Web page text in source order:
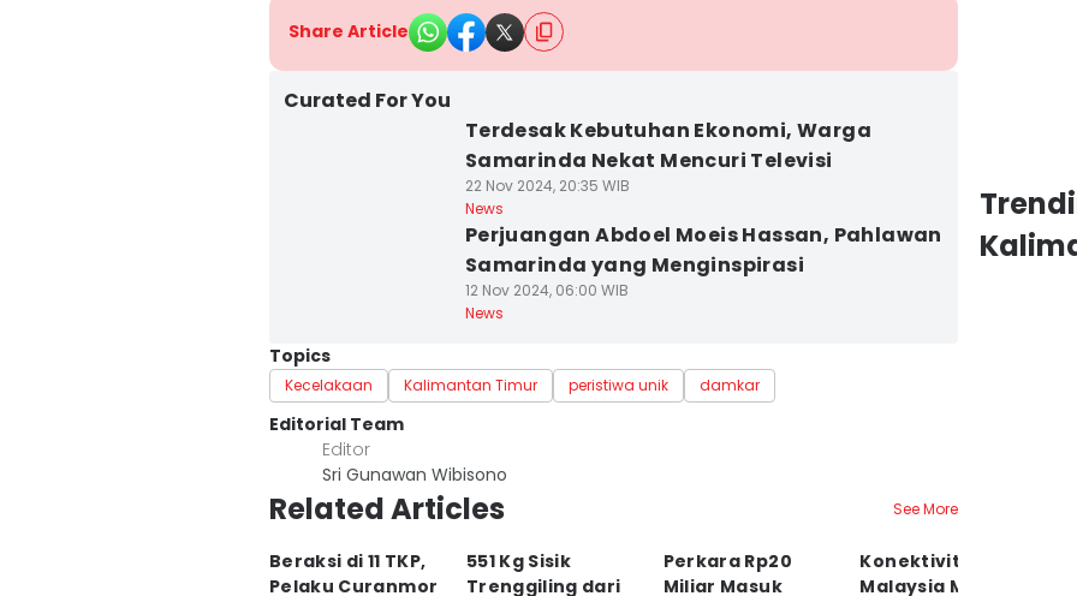
Share Article
Curated For You
Terdesak Kebutuhan Ekonomi, Warga
Samarinda Nekat Mencuri Televisi
22 Nov 2024, 20:35 WIB
News
Perjuangan Abdoel Moeis Hassan, Pahlawan
Samarinda yang Menginspirasi
12 Nov 2024, 06:00 WIB
News
Topics
Kecelakaan Kalimantan Timur peristiwa unik damkar
Editorial Team
Editor
Sri Gunawan Wibisono
Related Articles See More
Beraksi di 11 TKP,
Pelaku Curanmor
551 Kg Sisik
Trenggiling dari
Perkara Rp20
Miliar Masuk
Konektivitas RI–
Malaysia Makin